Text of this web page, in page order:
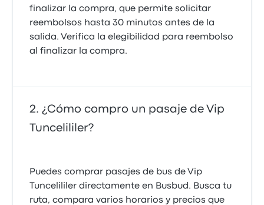
finalizar la compra, que permite solicitar
reembolsos hasta 30 minutos antes de la
salida. Verifica la elegibilidad para reembolso
al finalizar la compra.
¿Cómo compro un pasaje de Vip
Tuncelililer?
Puedes comprar pasajes de bus de Vip
Tuncelililer directamente en Busbud. Busca tu
ruta, compara varios horarios y precios que